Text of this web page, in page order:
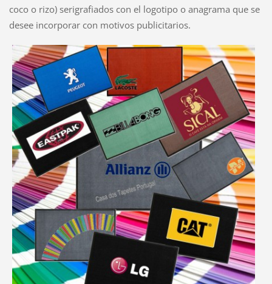
coco o rizo) serigrafiados con el logotipo o anagrama que se
desee incorporar con motivos publicitarios.